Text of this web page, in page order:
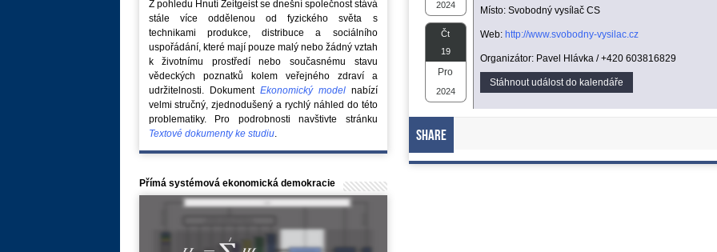
2024
Čt
19
Pro
2024
Místo: Svobodný vysílač CS
Web: http://www.svobodny-vysilac.cz
Organizátor: Pavel Hlávka / +420 603816829
Stáhnout událost do kalendáře
Share
Z pohledu Hnutí Zeitgeist se dnešní společnost stává
stále více oddělenou od fyzického světa s
technikami produkce, distribuce a sociálního
uspořádání, které mají pouze malý nebo žádný vztah
k životnímu prostředí nebo současnému stavu
vědeckých poznatků kolem veřejného zdraví a
udržitelnosti. Dokument Ekonomický modelnabízí
velmi stručný, zjednodušený a rychlý náhled do této
problematiky. Pro podrobnosti navštivte stránku
Textové dokumenty ke studiu.
Přímá systémová ekonomická demokracie